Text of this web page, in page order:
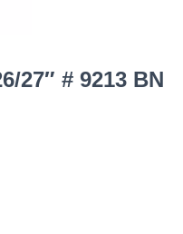
27″ # 9213 BN